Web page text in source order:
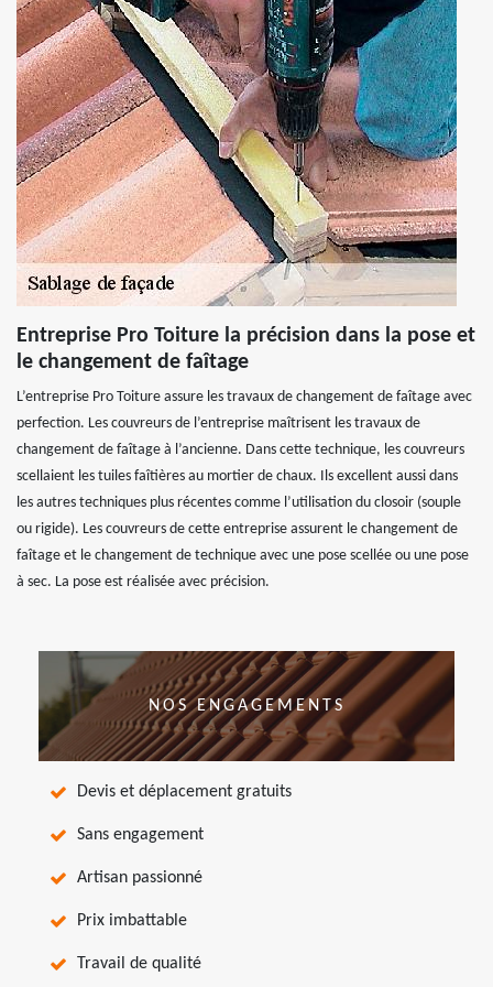
Entreprise Pro Toiture la précision dans la pose et
le changement de faîtage
L’entreprise Pro Toiture assure les travaux de changement de faîtage avec
perfection. Les couvreurs de l’entreprise maîtrisent les travaux de
changement de faîtage à l’ancienne. Dans cette technique, les couvreurs
scellaient les tuiles faîtières au mortier de chaux. Ils excellent aussi dans
les autres techniques plus récentes comme l’utilisation du closoir (souple
ou rigide). Les couvreurs de cette entreprise assurent le changement de
faîtage et le changement de technique avec une pose scellée ou une pose
à sec. La pose est réalisée avec précision.
NOS ENGAGEMENTS
Devis et déplacement gratuits
Sans engagement
Artisan passionné
Prix imbattable
Travail de qualité